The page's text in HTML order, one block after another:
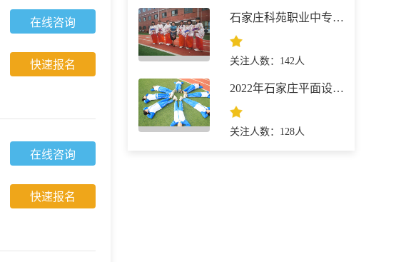
在线咨询
快速报名
在线咨询
快速报名
石家庄科苑职业中专学校
关注人数：142人
2022年石家庄平面设计去哪里学？石家庄科苑职业中专学校
关注人数：128人